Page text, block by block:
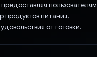
пользователям
продуктов питания,
от готовки.